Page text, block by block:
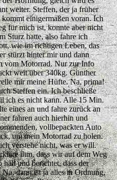
weiter. Steffen, der ja früher
einigermaßen voran. Ich
für mich ist, konnte aber nicht
Sturz hatte, also fahre ich
wie im richtigen Leben, das
stürzt hinter mir und dann
vom Motorrad. Nur zur Info
weit über 340kg. Günther
mir meine Hüfte. Na, prima!
Steffen ein. Ich beschließe
ich es nicht kann. Alle 15 Min.
eines an und fahre zurück an
fahren auch hierhin und
vollbepackten Auto
um mein Motorrad zu holen.
verstehe nicht, was er will.
ihm, dass wir auf dem Weg
und berichtet, dass der
dann ist ja alles in Ordnung,